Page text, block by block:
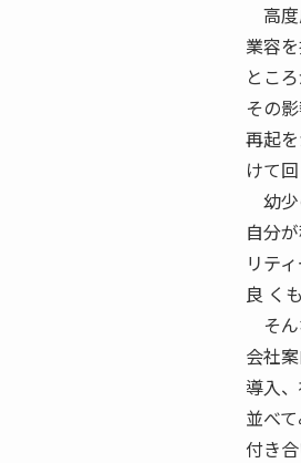
高度
業容
とこ
その
再起
けて
幼少
自分
リテ
良 く
そん
会社
導入
並べ
付き